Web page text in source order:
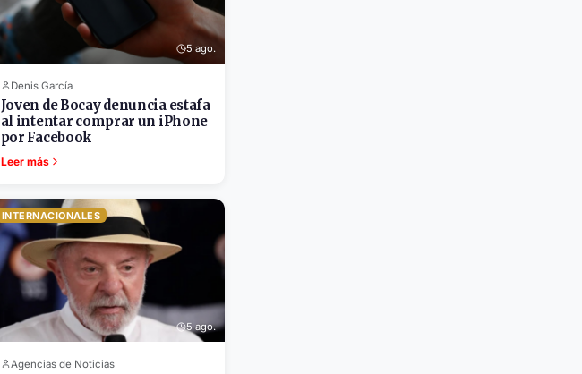
5 ago.
Denis García
Joven de Bocay denuncia estafa
al intentar comprar un iPhone
por Facebook
Leer más
INTERNACIONALES
5 ago.
Agencias de Noticias